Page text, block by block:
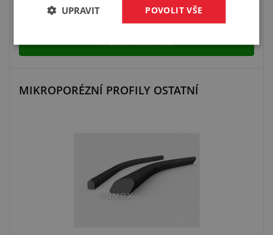
Skladem
VYBRAT VARIANTU
MIKROPORÉZNÍ PROFILY OSTATNÍ
POVOLIT VŠE
UPRAVIT